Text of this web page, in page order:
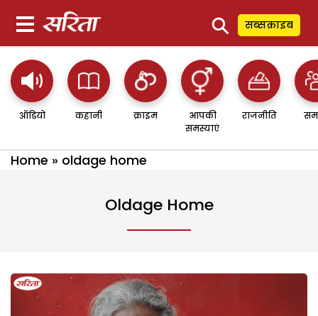
⚲ सब्सक्राइब
ऑडियो कहानी क्राइम
आपकी
समस्याएं
राजनीति
Home » oldage home
Oldage Home